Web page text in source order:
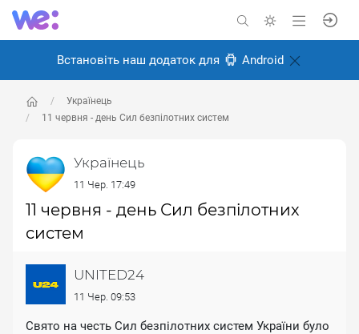
Встановіть наш додаток для Android
Українець
11 червня - день Сил безпілотних систем
Українець
11 Чер. 17:49
11 червня - день Сил безпілотних
систем
UNITED24
11 Чер. 09:53
Свято на честь Сил безпілотних систем України було